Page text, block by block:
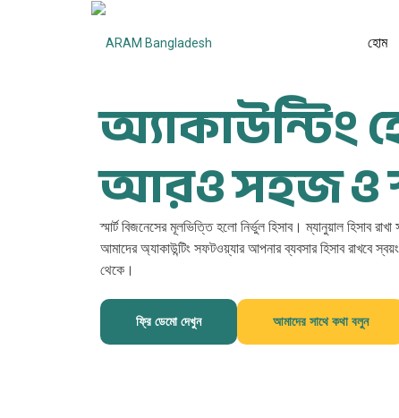
হোম
অ্যাকাউন্টিং
আরও সহজ ও
স্মার্ট বিজনেসের মূলভিত্তি হলো নির্ভুল হিসাব। ম্যানুয়াল হিসাব
আমাদের অ্যাকাউন্টিং সফটওয়্যার আপনার ব্যবসার হিসাব রাখবে
থেকে।
ফ্রি ডেমো দেখুন আমাদের সাথে কথা বলুন